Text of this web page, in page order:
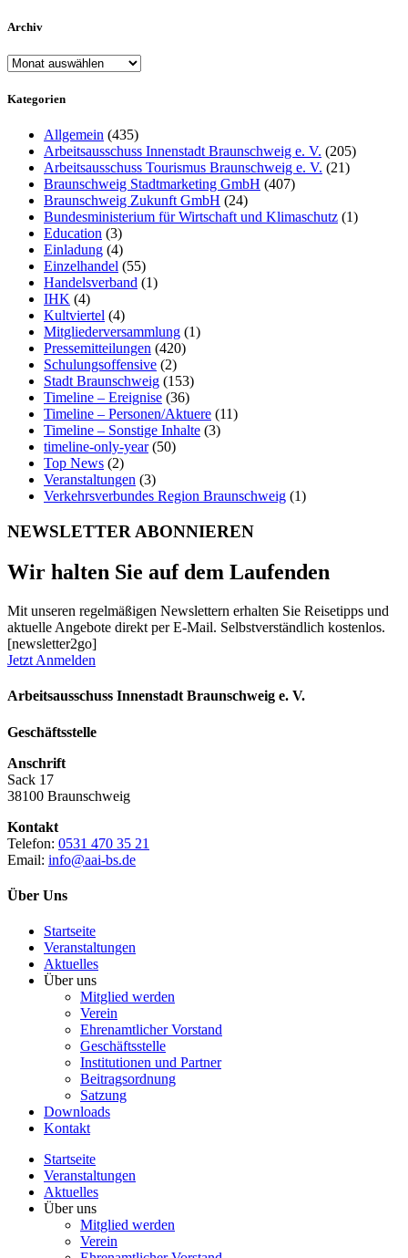
Archiv
Archiv
Kategorien
Allgemein (435)
Arbeitsausschuss Innenstadt Braunschweig e. V. (205)
Arbeitsausschuss Tourismus Braunschweig e. V. (21)
Braunschweig Stadtmarketing GmbH (407)
Braunschweig Zukunft GmbH (24)
Bundesministerium für Wirtschaft und Klimaschutz (1)
Education (3)
Einladung (4)
Einzelhandel (55)
Handelsverband (1)
IHK (4)
Kultviertel (4)
Mitgliederversammlung (1)
Pressemitteilungen (420)
Schulungsoffensive (2)
Stadt Braunschweig (153)
Timeline – Ereignise (36)
Timeline – Personen/Aktuere (11)
Timeline – Sonstige Inhalte (3)
timeline-only-year(50)
Top News (2)
Veranstaltungen (3)
Verkehrsverbundes Region Braunschweig (1)
NEWSLETTER ABONNIEREN
Wir halten Sie auf dem Laufenden
Mit unseren regelmäßigen Newslettern erhalten Sie Reisetipps und
aktuelle Angebote direkt per E-Mail. Selbstverständlich kostenlos.
[newsletter2go]
Jetzt Anmelden
Arbeitsausschuss Innenstadt Braunschweig e. V.
Geschäftsstelle
Anschrift
Sack 17
38100 Braunschweig
Kontakt
Telefon: 0531 470 35 21
Email: info@aai-bs.de
Über Uns
Startseite
Veranstaltungen
Aktuelles
Über uns
Mitglied werden
Verein
Ehrenamtlicher Vorstand
Geschäftsstelle
Institutionen und Partner
Beitragsordnung
Satzung
Downloads
Kontakt
Startseite
Veranstaltungen
Aktuelles
Über uns
Mitglied werden
Verein